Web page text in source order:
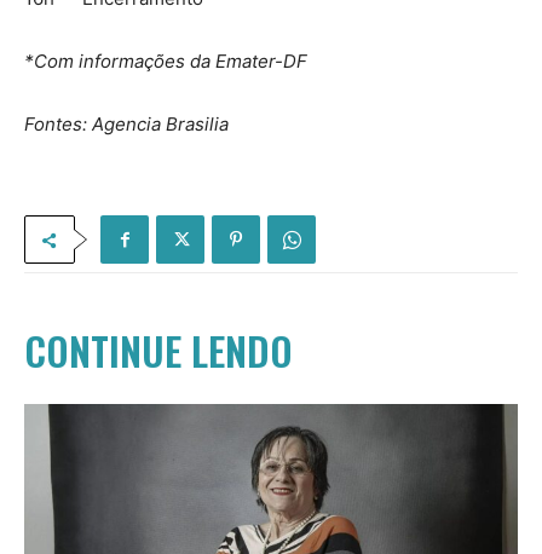
*Com informações da Emater-DF
Fontes: Agencia Brasilia
CONTINUE LENDO